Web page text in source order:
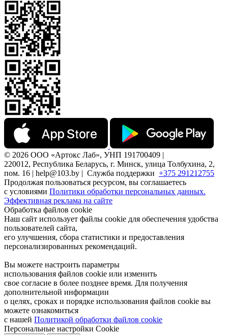
© 2026 ООО «Артокс Лаб», УНП 191700409 |
220012, Республика Беларусь, г. Минск, улица Толбухина, 2,
пом. 16 | help@103.by | Служба поддержки +375 291212755
Продолжая пользоваться ресурсом, вы соглашаетесь
с условиями Политики обработки персональных данных.
Эффективная реклама на сайте
Обработка файлов cookie
Наш сайт использует файлы cookie для обеспечения удобства
пользователей сайта,
его улучшения, сбора статистики и предоставления
персонализированных рекомендаций.
Вы можете настроить параметры
использования файлов cookie или изменить
свое согласие в более позднее время. Для получения
дополнительной информации
о целях, сроках и порядке использования файлов cookie вы
можете ознакомиться
с нашей Политикой обработки файлов cookie
Персональные настройки Cookie